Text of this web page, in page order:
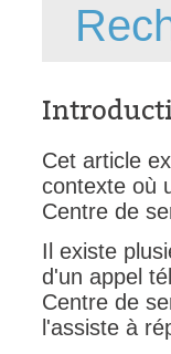
Cet article
contexte où
Centre de
Il existe
d'un appel
Centre de
l'assiste à